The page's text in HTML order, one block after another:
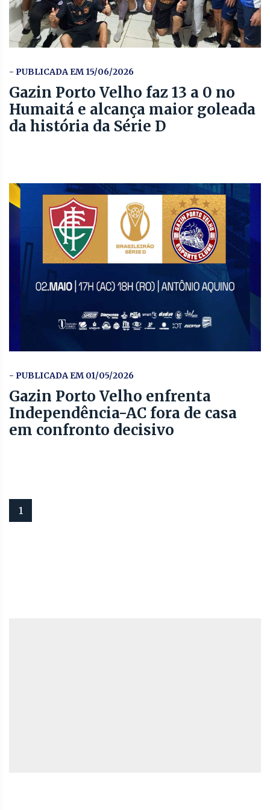
- PUBLICADA EM 15/06/2026
Gazin Porto Velho faz 13 a 0 no
Humaitá e alcança maior goleada
da história da Série D
- PUBLICADA EM 01/05/2026
Gazin Porto Velho enfrenta
Independência-AC fora de casa
em confronto decisivo
1